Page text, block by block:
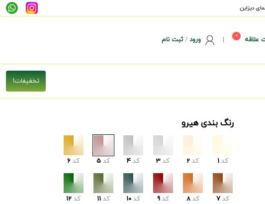
دیزاین
علاقه 0
| ورود/ثبت نام
رنگ بندی هیرو
کد 1 کد 2 کد 3 کد 4 کد 5 کد 6
کد 7 کد 8 کد 9 کد 10 کد 11 کد 12